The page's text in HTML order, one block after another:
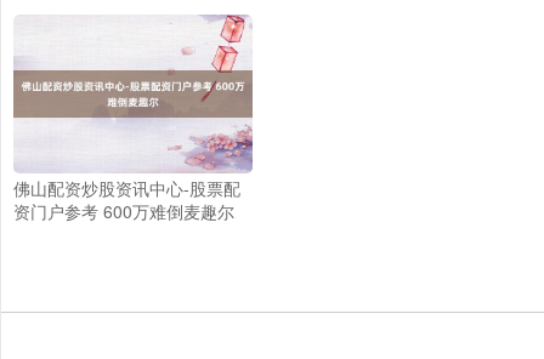
佛山配资炒股资讯中心-股票配
资门户参考 600万难倒麦趣尔